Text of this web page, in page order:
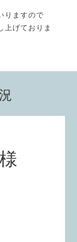
りますので
上げておりま